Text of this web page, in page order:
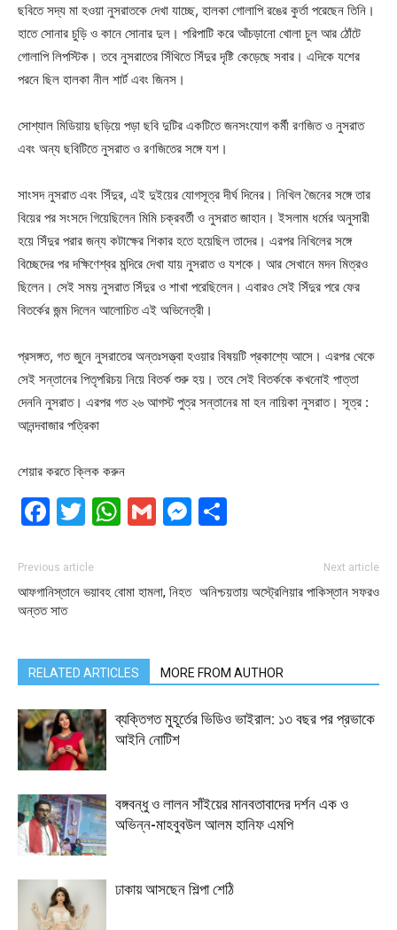
ছবিতে সদ্য মা হওয়া নুসরাতকে দেখা যাচ্ছে, হালকা গোলাপি রঙের কুর্তা পরেছেন তিনি।
হাতে সোনার চুড়ি ও কানে সোনার দুল। পরিপাটি করে আঁচড়ানো খোলা চুল আর ঠোঁটে
গোলাপি লিপস্টিক। তবে নুসরাতের সিঁথিতে সিঁদুর দৃষ্টি কেড়েছে সবার। এদিকে যশের
পরনে ছিল হালকা নীল শার্ট এবং জিনস।
সোশ্যাল মিডিয়ায় ছড়িয়ে পড়া ছবি দুটির একটিতে জনসংযোগ কর্মী রণজিত ও নুসরাত
এবং অন্য ছবিটিতে নুসরাত ও রণজিতের সঙ্গে যশ।
সাংসদ নুসরাত এবং সিঁদুর, এই দুইয়ের যোগসূত্র দীর্ঘ দিনের। নিখিল জৈনের সঙ্গে তার
বিয়ের পর সংসদে গিয়েছিলেন মিমি চক্রবর্তী ও নুসরাত জাহান। ইসলাম ধর্মের অনুসারী
হয়ে সিঁদুর পরার জন্য কটাক্ষের শিকার হতে হয়েছিল তাদের। এরপর নিখিলের সঙ্গে
বিচ্ছেদের পর দক্ষিণেশ্বর মন্দিরে দেখা যায় নুসরাত ও যশকে। আর সেখানে মদন মিত্রও
ছিলেন। সেই সময় নুসরাত সিঁদুর ও শাখা পরেছিলেন। এবারও সেই সিঁদুর পরে ফের
বিতর্কের জন্ম দিলেন আলোচিত এই অভিনেত্রী।
প্রসঙ্গত, গত জুনে নুসরাতের অন্তঃসত্ত্বা হওয়ার বিষয়টি প্রকাশ্যে আসে। এরপর থেকে
সেই সন্তানের পিতৃপরিচয় নিয়ে বিতর্ক শুরু হয়। তবে সেই বিতর্ককে কখনোই পাত্তা
দেননি নুসরাত। এরপর গত ২৬ আগস্ট পুত্র সন্তানের মা হন নায়িকা নুসরাত। সূত্র :
আনন্দবাজার পত্রিকা
শেয়ার করতে ক্লিক করুন
Facebook
Twitter
WhatsApp
GmailMessenger
Previous article
আফগানিস্তানে ভয়াবহ বোমা হামলা, নিহত
অন্তত সাত
Next article
অনিশ্চয়তায় অস্ট্রেলিয়ার পাকিস্তান সফরও
RELATED ARTICLES MORE FROM AUTHOR
ব্যক্তিগত মুহূর্তের ভিডিও ভাইরাল: ১৩ বছর পর প্রভাকে
আইনি নোটিশ
বঙ্গবন্ধু ও লালন সাঁইয়ের মানবতাবাদের দর্শন এক ও
অভিন্ন-মাহবুবউল আলম হানিফ এমপি
ঢাকায় আসছেন শিল্পা শেঠি